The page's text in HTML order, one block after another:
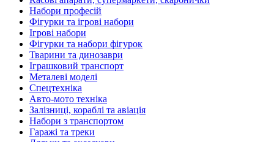
Набори професій
Фігурки та ігрові набори
Ігрові набори
Фігурки та набори фігурок
Тварини та динозаври
Іграшковий транспорт
Металеві моделі
Спецтехніка
Авто-мото техніка
Залізниці, кораблі та авіація
Набори з транспортом
Гаражі та треки